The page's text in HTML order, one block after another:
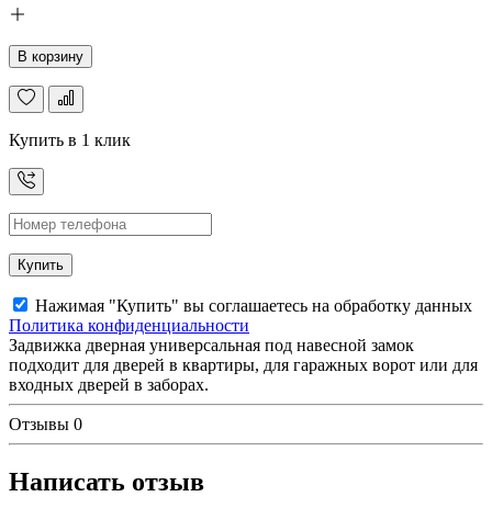
В корзину
Купить в 1 клик
Купить
Нажимая "Купить" вы соглашаетесь на обработку данных
Политика конфиденциальности
Задвижка дверная универсальная под навесной замок
подходит для дверей в квартиры, для гаражных ворот или для
входных дверей в заборах.
Отзывы 0
Написать отзыв